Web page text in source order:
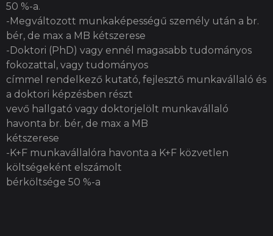
50 %-a.
-Megváltozott munkaképességű személy után a br.
bér, de max a MB kétszerese
-Doktori (PhD) vagy ennél magasabb tudományos
fokozattal, vagy tudományos
címmel rendelkező kutató, fejlesztő munkavállaló és
a doktori képzésben részt
vevő hallgató vagy doktorjelölt munkavállaló
havonta br. bér, de max a MB
kétszerese
-K+F munkavállalóra havonta a K+F közvetlen
költségeként elszámolt
bérköltsége 50 %-a